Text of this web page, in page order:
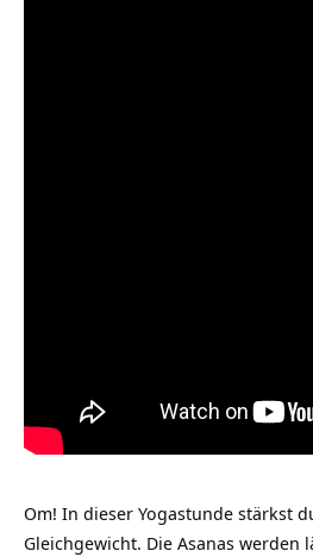
Om! In dieser Yogastunde stärkst
Gleichgewicht. Die Asanas werden